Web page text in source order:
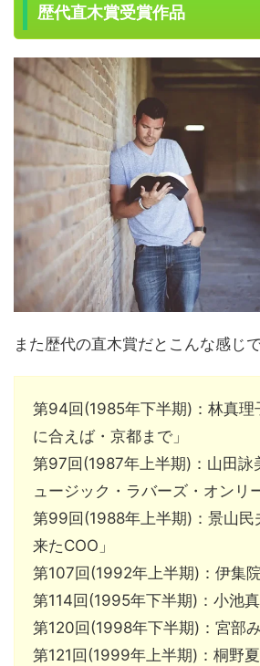
歴代直木賞受賞作品
また歴代の直木賞だとこんな感じ
第94回(1985年下半期)：林真理
に合えば・京都まで」
第97回(1987年上半期)：山田詠
ュージック・ラバーズ・オンリ
第99回(1988年上半期)：景山民
来たCOO」
第107回(1992年上半期)：伊集院
第114回(1995年下半期)：小池真
第120回(1998年下半期)：宮部み
第121回(1999年上半期)：桐野